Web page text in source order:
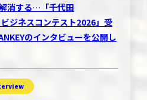
消する…「千代田
ジネスコンテスト2026」受
のインタビューを公開し